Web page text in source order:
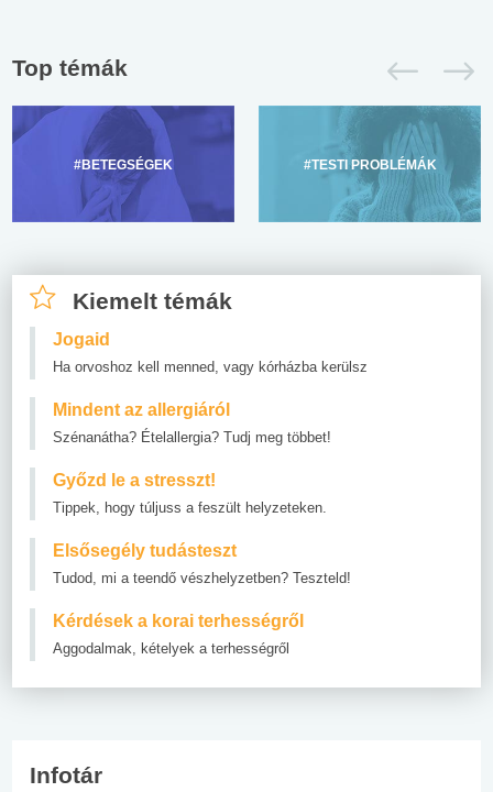
Top témák
#BETEGSÉGEK #TESTI PROBLÉMÁK
Kiemelt témák
Jogaid
Ha orvoshoz kell menned, vagy kórházba kerülsz
Mindent az allergiáról
Szénanátha? Ételallergia? Tudj meg többet!
Győzd le a stresszt!
Tippek, hogy túljuss a feszült helyzeteken.
Elsősegély tudásteszt
Tudod, mi a teendő vészhelyzetben? Teszteld!
Kérdések a korai terhességről
Aggodalmak, kételyek a terhességről
Infotár